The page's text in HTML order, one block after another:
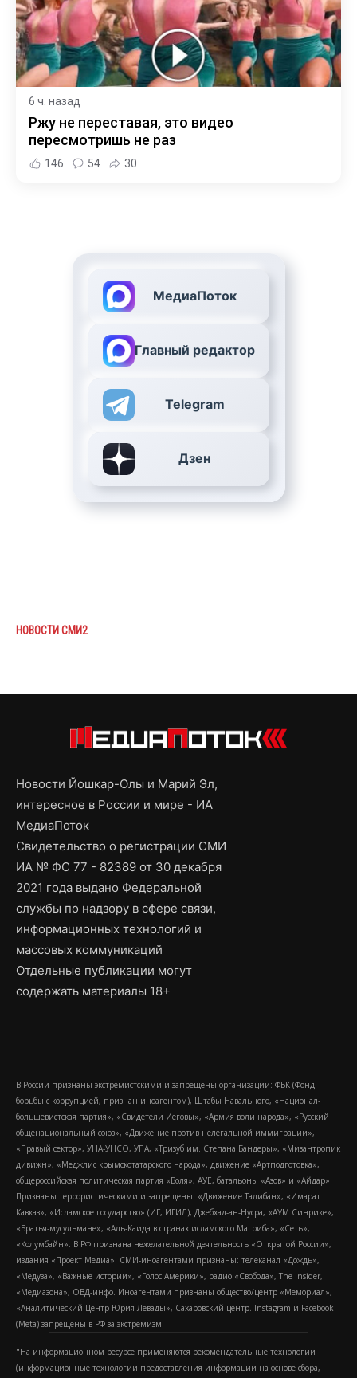
6 ч. назад
Ржу не переставая, это видео
пересмотришь не раз
146 54 30
МедиаПоток
Главный редактор
Telegram
Дзен
НОВОСТИ СМИ2
Новости Йошкар-Олы и Марий Эл,
интересное в России и мире - ИА
МедиаПоток
Свидетельство о регистрации СМИ
ИА № ФС 77 - 82389 от 30 декабря
2021 года выдано Федеральной
службы по надзору в сфере связи,
информационных технологий и
массовых коммуникаций
Отдельные публикации могут
содержать материалы 18+
В России признаны экстремистскими и запрещены организации: ФБК (Фонд
борьбы с коррупцией, признан иноагентом), Штабы Навального, «Национал-
большевистская партия», «Свидетели Иеговы», «Армия воли народа», «Русский
общенациональный союз», «Движение против нелегальной иммиграции»,
«Правый сектор», УНА-УНСО, УПА, «Тризуб им. Степана Бандеры», «Мизантропик
дивижн», «Меджлис крымскотатарского народа», движение «Артподготовка»,
общероссийская политическая партия «Воля», АУЕ, батальоны «Азов» и «Айдар».
Признаны террористическими и запрещены: «Движение Талибан», «Имарат
Кавказ», «Исламское государство» (ИГ, ИГИЛ), Джебхад-ан-Нусра, «АУМ Синрике»,
«Братья-мусульмане», «Аль-Каида в странах исламского Магриба», «Сеть»,
«Колумбайн». В РФ признана нежелательной деятельность «Открытой России»,
издания «Проект Медиа». СМИ-иноагентами признаны: телеканал «Дождь»,
«Медуза», «Важные истории», «Голос Америки», радио «Свобода», The Insider,
«Медиазона», ОВД-инфо. Иноагентами признаны общество/центр «Мемориал»,
«Аналитический Центр Юрия Левады», Сахаровский центр. Instagram и Facebook
(Metа) запрещены в РФ за экстремизм.
"На информационном ресурсе применяются рекомендательные технологии
(информационные технологии предоставления информации на основе сбора,